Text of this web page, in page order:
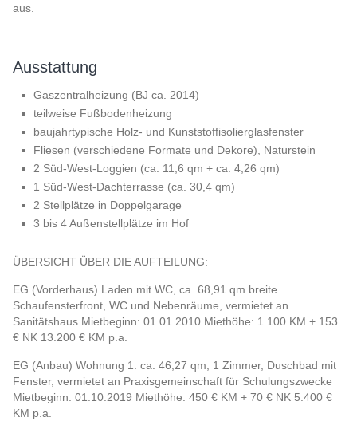
aus.
Ausstattung
Gaszentralheizung (BJ ca. 2014)
teilweise Fußbodenheizung
baujahrtypische Holz- und Kunststoffisolierglasfenster
Fliesen (verschiedene Formate und Dekore), Naturstein
2 Süd-West-Loggien (ca. 11,6 qm + ca. 4,26 qm)
1 Süd-West-Dachterrasse (ca. 30,4 qm)
2 Stellplätze in Doppelgarage
3 bis 4 Außenstellplätze im Hof
ÜBERSICHT ÜBER DIE AUFTEILUNG:
EG (Vorderhaus) Laden mit WC, ca. 68,91 qm breite
Schaufensterfront, WC und Nebenräume, vermietet an
Sanitätshaus Mietbeginn: 01.01.2010 Miethöhe: 1.100 KM + 153
€ NK 13.200 € KM p.a.
EG (Anbau) Wohnung 1: ca. 46,27 qm, 1 Zimmer, Duschbad mit
Fenster, vermietet an Praxisgemeinschaft für Schulungszwecke
Mietbeginn: 01.10.2019 Miethöhe: 450 € KM + 70 € NK 5.400 €
KM p.a.